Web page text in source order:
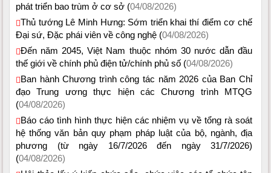
phát triển bao trùm ở cơ sở (04/08/2026)
Thủ tướng Lê Minh Hưng: Sớm triển khai thí điểm cơ chế
Đại sứ, Đặc phái viên về công nghệ (04/08/2026)
Đến năm 2045, Việt Nam thuộc nhóm 30 nước dẫn đầu
thế giới về chính phủ điện tử/chính phủ số (04/08/2026)
Ban hành Chương trình công tác năm 2026 của Ban Chỉ
đạo Trung ương thực hiện các Chương trình MTQG
(04/08/2026)
Báo cáo tình hình thực hiện các nhiệm vụ về tổng rà soát
hệ thống văn bản quy phạm pháp luật của bộ, ngành, địa
phương (từ ngày 16/7/2026 đến ngày 31/7/2026)
(04/08/2026)